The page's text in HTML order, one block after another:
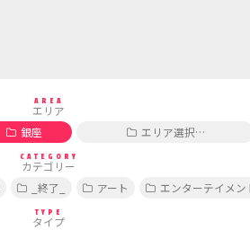
AREA
エリア
銀座 エリア選択…
CATEGORY
カテゴリー
_終了_ アート エンターテイメン
TYPE
タイプ